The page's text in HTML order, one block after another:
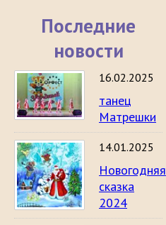
Последние
новости
16.02.2025
танец
Матрешки
14.01.2025
Новогодняя
сказка
2024